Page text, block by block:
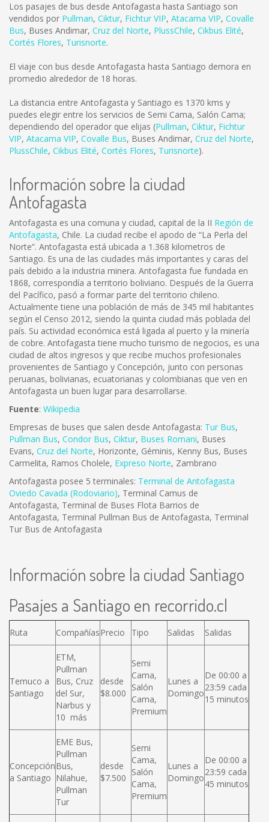
Los pasajes de bus desde Antofagasta hasta Santiago son
vendidos por Pullman, Ciktur, Fichtur VIP, Atacama VIP, Covalle
Bus, Buses Andimar, Cruz del Norte, PlussChile, Cikbus Elité,
Cortés Flores, Turisnorte.
El viaje con bus desde Antofagasta hasta Santiago demora en
promedio alrededor de 18 horas.
La distancia entre Antofagasta y Santiago es 1370 kms y
puedes elegir entre los servicios de Semi Cama, Salón Cama;
dependiendo del operador que elijas (Pullman, Ciktur, Fichtur
VIP, Atacama VIP, Covalle Bus, Buses Andimar, Cruz del Norte,
PlussChile, Cikbus Elité, Cortés Flores, Turisnorte).
Información sobre la ciudad
Antofagasta
Antofagasta es una comuna y ciudad, capital de la II Región de
Antofagasta, Chile. La ciudad recibe el apodo de “La Perla del
Norte”. Antofagasta está ubicada a 1.368 kilometros de
Santiago. Es una de las ciudades más importantes y caras del
país debido a la industria minera. Antofagasta fue fundada en
1868, correspondía a territorio boliviano. Después de la Guerra
del Pacífico, pasó a formar parte del territorio chileno.
Actualmente tiene una población de más de 345 mil habitantes
según el Censo 2012, siendo la quinta ciudad más poblada del
país. Su actividad económica está ligada al puerto y la minería
de cobre. Antofagasta tiene mucho turismo de negocios, es una
ciudad de altos ingresos y que recibe muchos profesionales
provenientes de Santiago y Concepción, junto con personas
peruanas, bolivianas, ecuatorianas y colombianas que ven en
Antofagasta un buen lugar para desarrollarse.
Fuente: Wikipedia
Empresas de buses que salen desde Antofagasta: Tur Bus,
Pullman Bus, Condor Bus, Ciktur, Buses Romani, Buses
Evans, Cruz del Norte, Horizonte, Géminis, Kenny Bus, Buses
Carmelita, Ramos Cholele, Expreso Norte, Zambrano
Antofagasta posee 5 terminales: Terminal de Antofagasta
Oviedo Cavada (Rodoviario), Terminal Camus de
Antofagasta, Terminal de Buses Flota Barrios de
Antofagasta, Terminal Pullman Bus de Antofagasta, Terminal
Tur Bus de Antofagasta
Información sobre la ciudad Santiago
Pasajes a Santiago en recorrido.cl
Ruta CompañíasPrecio Tipo Salidas Salidas
Temuco a
Santiago
ETM,
Pullman
Bus, Cruz
del Sur,
Narbus y
10 más
desde
$8.000
Semi
Cama,
Salón
Cama,
Premium
Lunes a
Domingo
De 00:00 a
23:59 cada
15 minutos
Concepción
a Santiago
EME Bus,
Pullman
Bus,
Nilahue,
Pullman
Tur
desde
$7.500
Semi
Cama,
Salón
Cama,
Premium
Lunes a
Domingo
De 00:00 a
23:59 cada
45 minutos